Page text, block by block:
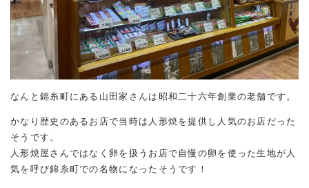
なんと錦糸町にある山田家さんは昭和二十六年創業の老舗です。
かなり歴史のあるお店で当時は人形焼を提供し人気のお店だった
そうです。
人形焼屋さんではなく卵を扱うお店で自慢の卵を使った生地が人
気を呼び錦糸町での名物になったそうです！